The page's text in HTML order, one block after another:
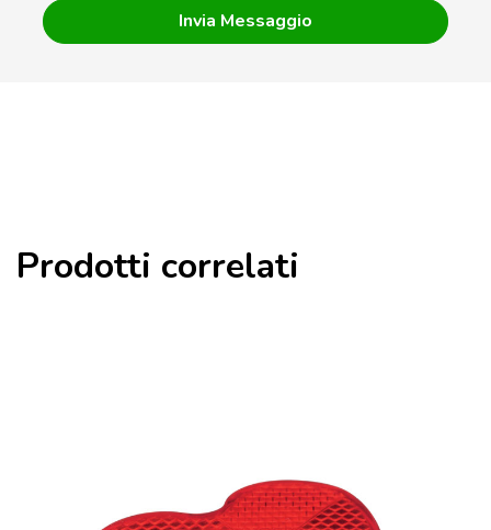
Prodotti correlati